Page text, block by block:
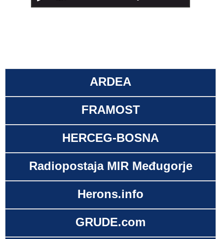
ARDEA
FRAMOST
HERCEG-BOSNA
Radiopostaja MIR Međugorje
Herons.info
GRUDE.com